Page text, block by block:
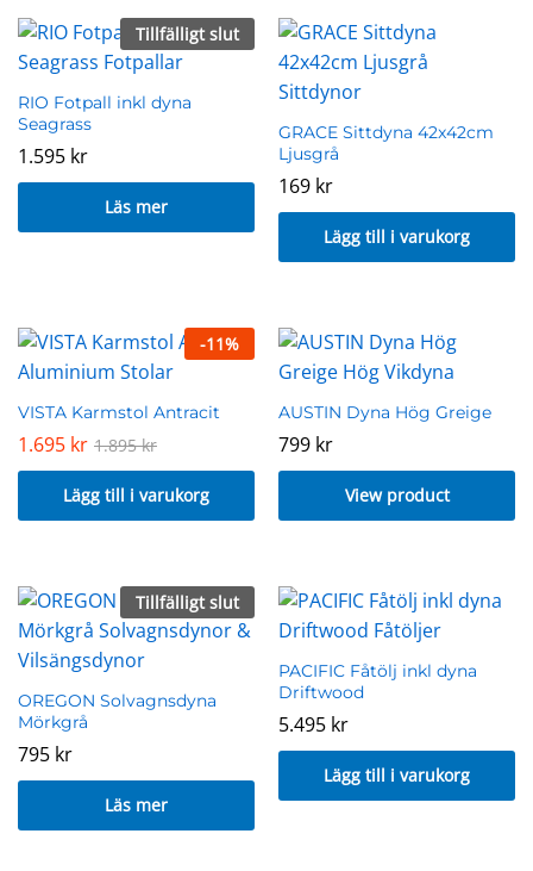
Tillfälligt slut
RIO Fotpall inkl dyna
Seagrass
1.595 kr
Läs mer
GRACE Sittdyna 42x42cm
Ljusgrå
169 kr
Lägg till i varukorg
-11%
VISTA Karmstol Antracit
1.695 kr 1.895kr
Lägg till i varukorg
AUSTIN Dyna Hög Greige
799 kr
View product
Tillfälligt slut
OREGON Solvagnsdyna
Mörkgrå
795 kr
Läs mer
PACIFIC Fåtölj inkl dyna
Driftwood
5.495 kr
Lägg till i varukorg